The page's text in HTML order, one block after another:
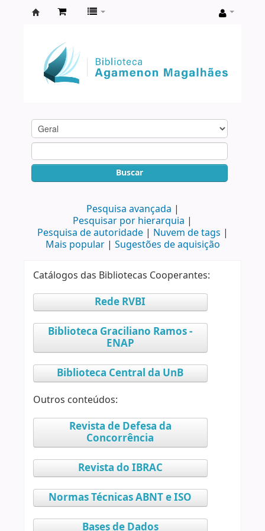
Agamenon
Magalhães
Buscar
Pesquisa avançada
Pesquisar por hierarquia
Pesquisa de autoridade
Nuvem de tags
Mais popular
Sugestões de aquisição
Catálogos das Bibliotecas Cooperantes:
Rede RVBI
Biblioteca Graciliano Ramos -
ENAP
Biblioteca Central da UnB
Outros conteúdos:
Revista de Defesa da
Concorrência
Revista do IBRAC
Normas Técnicas ABNT e ISO
Bases de Dados